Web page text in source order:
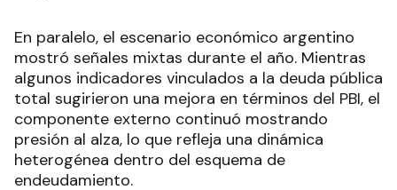
En paralelo, el escenario económico argentino
mostró señales mixtas durante el año. Mientras
algunos indicadores vinculados a la deuda pública
total sugirieron una mejora en términos del PBI, el
componente externo continuó mostrando
presión al alza, lo que refleja una dinámica
heterogénea dentro del esquema de
endeudamiento.